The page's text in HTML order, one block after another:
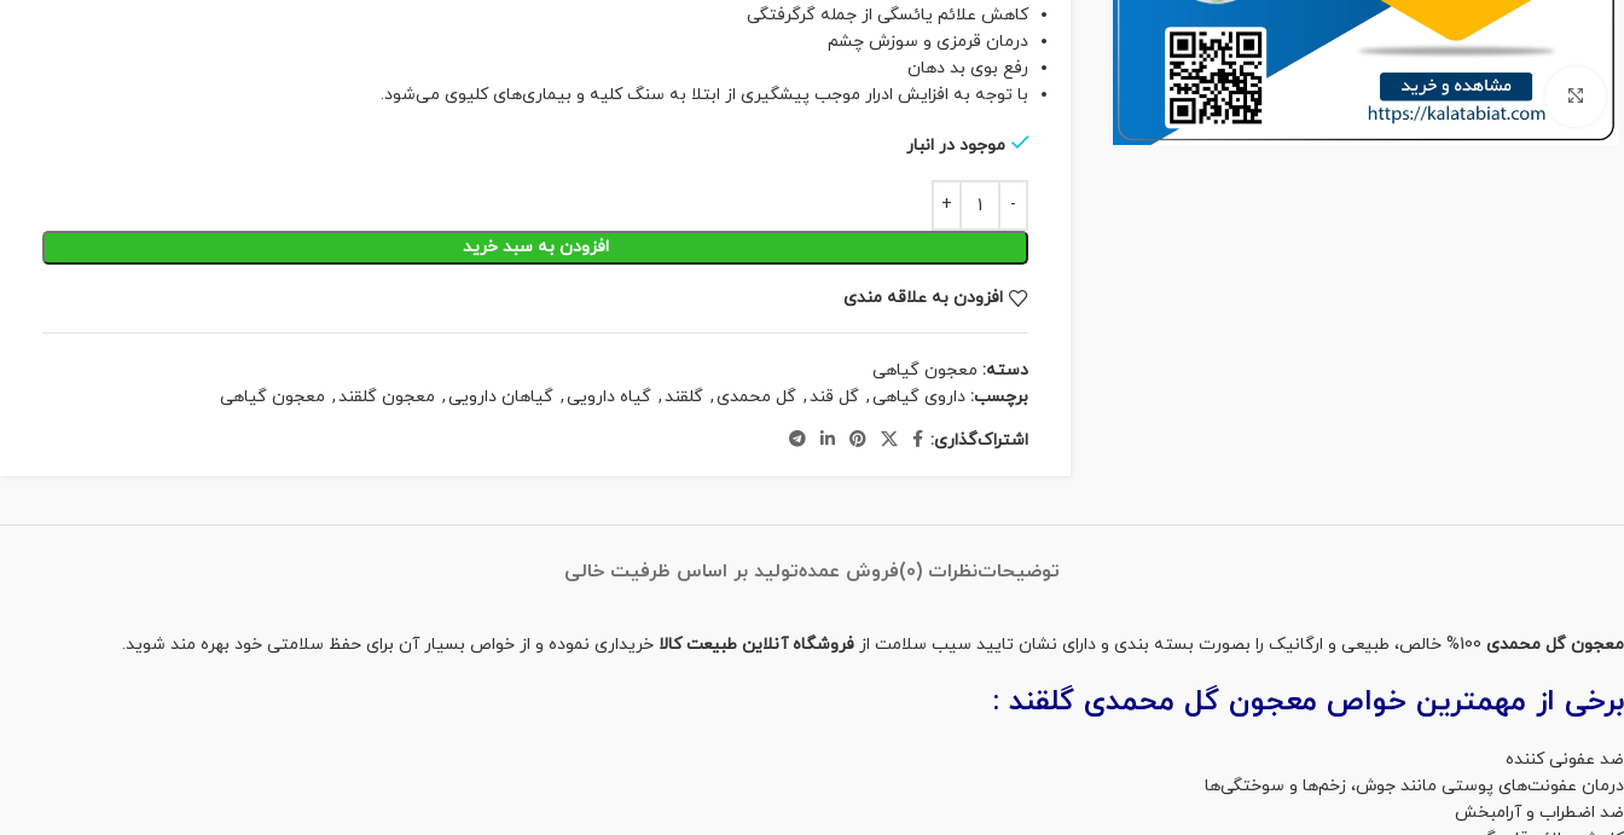
برای بزرگنمایی کلیک کنید
کاهش علائم یائسگی از جمله گرگرفتگی
درمان قرمزی و سوزش چشم
رفع بوی بد دهان
با توجه به افزایش ادرار موجب پیشگیری از ابتلا به سنگ کلیه و بیماری‌های کلیوی می‌شود.
موجود در انبار
افزودن به سبد خرید
افزودن به علاقه مندی
دسته: معجون گیاهی
برچسب: داروی گیاهی, گل قند, گل محمدی, گلقند, گیاه دارویی, گیاهان دارویی, معجون گلقند, معجون گیاهی
اشتراک‌گذاری:
توضیحاتنظرات (0) فروش عمدهتولید بر اساس ظرفیت خالی
معجون گل محمدی فروشگاه آنلاین طبیعت کالا خریداری نموده و از خواص بسیار آن برای حفظ سلامتی خود بهره مند شوید.
برخی از مهمترین خواص معجون گل محمدی گلقند :
ضد عفونی کننده
درمان عفونت‌های پوستی مانند جوش، زخم‌ها و سوختگی‌ها
ضد اضطراب و آرامبخش